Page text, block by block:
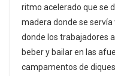
ritmo acelerado que se
madera donde se
donde los trabajadores
beber y bailar en las
campamentos de